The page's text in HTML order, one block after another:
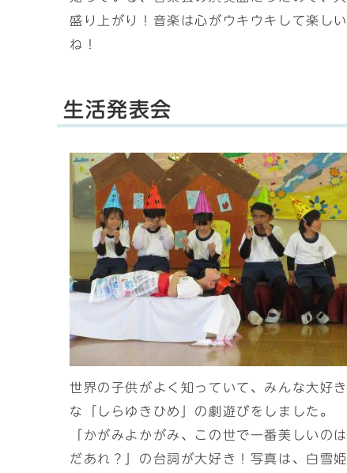
盛り上がり！音楽は心がウキウキして楽しい
ね！
生活発表会
世界の子供がよく知っていて、みんな大好き
な「しらゆきひめ」の劇遊びをしました。
「かがみよかがみ、この世で一番美しいのは
だあれ？」の台詞が大好き！写真は、白雪姫